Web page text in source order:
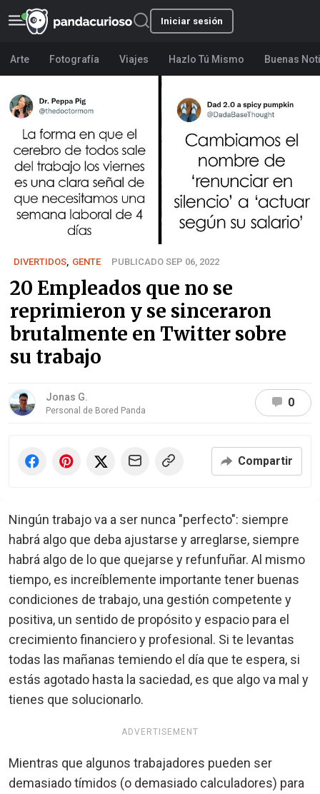
Iniciar sesión
Arte Fotografía Viajes Hazlo Tú Mismo Buenas
DIVERTIDOS GENTE PUBLICADO SEP 06, 2022
20 Empleados que no se
reprimieron y se sinceraron
brutalmente en Twitter sobre
su trabajo
Jonas G.
Personal de Bored Panda
0
Compartir
Ningún trabajo va a ser nunca "perfecto": siempre
habrá algo que deba ajustarse y arreglarse, siempre
habrá algo de lo que quejarse y refunfuñar. Al mismo
tiempo, es increíblemente importante tener buenas
condiciones de trabajo, una gestión competente y
positiva, un sentido de propósito y espacio para el
crecimiento financiero y profesional. Si te levantas
todas las mañanas temiendo el día que te espera, si
estás agotado hasta la saciedad, es que algo va mal y
tienes que solucionarlo.
ADVERTISEMENT
Mientras que algunos trabajadores pueden ser
demasiado tímidos (o demasiado calculadores) para